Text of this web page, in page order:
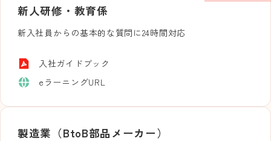
新人研修・教育係
新入社員からの基本的な質問に24時間対応
入社ガイドブック
eラーニングURL
製造業（BtoB部品メーカー）